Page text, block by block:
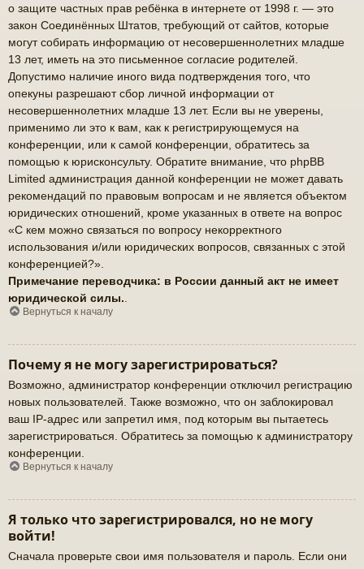
о защите частных прав ребёнка в интернете от 1998 г. — это
закон Соединённых Штатов, требующий от сайтов, которые
могут собирать информацию от несовершеннолетних младше
13 лет, иметь на это письменное согласие родителей.
Допустимо наличие иного вида подтверждения того, что
опекуны разрешают сбор личной информации от
несовершеннолетних младше 13 лет. Если вы не уверены,
применимо ли это к вам, как к регистрирующемуся на
конференции, или к самой конференции, обратитесь за
помощью к юрисконсульту. Обратите внимание, что phpBB
Limited администрация данной конференции не может давать
рекомендаций по правовым вопросам и не является объектом
юридических отношений, кроме указанных в ответе на вопрос
«С кем можно связаться по вопросу некорректного
использования и/или юридических вопросов, связанных с этой
конференцией?».
Примечание переводчика: в России данный акт не имеет
юридической силы.
Вернуться к началу
Почему я не могу зарегистрироваться?
Возможно, администратор конференции отключил регистрацию
новых пользователей. Также возможно, что он заблокировал
ваш IP-адрес или запретил имя, под которым вы пытаетесь
зарегистрироваться. Обратитесь за помощью к администратору
конференции.
Вернуться к началу
Я только что зарегистрировался, но не могу
войти!
Сначала проверьте свои имя пользователя и пароль. Если они